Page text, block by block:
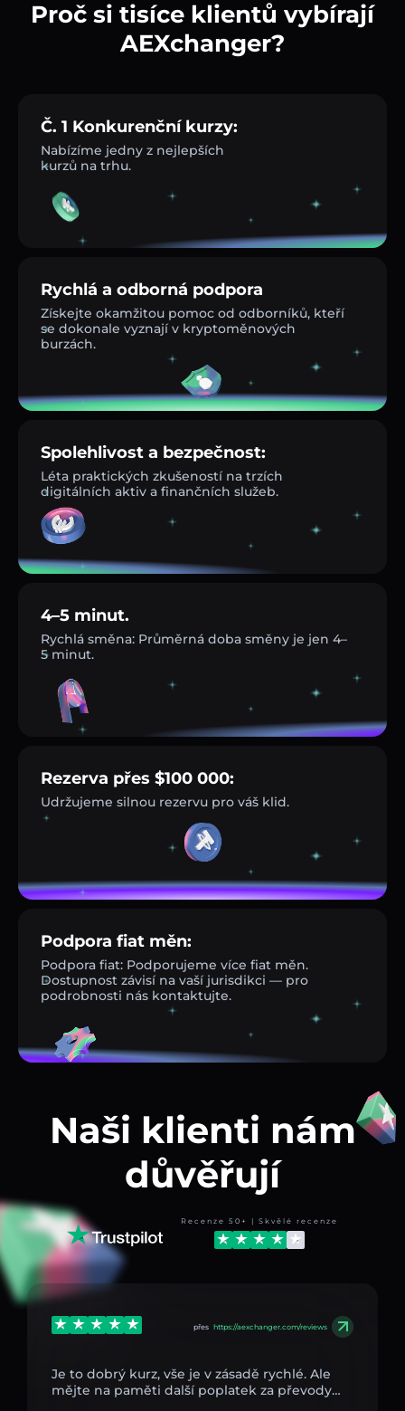
Proč si tisíce klientů vybírají
AEXchanger?
Č. 1 Konkurenční kurzy:
Nabízíme jedny z nejlepších
kurzů na trhu.
Rychlá a odborná podpora
Získejte okamžitou pomoc od odborníků, kteří
se dokonale vyznají v kryptoměnových
burzách.
Spolehlivost a bezpečnost:
Léta praktických zkušeností na trzích
digitálních aktiv a finančních služeb.
4–5 minut.
Rychlá směna: Průměrná doba směny je jen 4–
5 minut.
Rezerva přes $100 000:
Udržujeme silnou rezervu pro váš klid.
Podpora fiat měn:
Podpora fiat: Podporujeme více fiat měn.
Dostupnost závisí na vaší jurisdikci — pro
podrobnosti nás kontaktujte.
Naši klienti nám
důvěřují
Recenze 50+ | Skvělé recenze
přes https://aexchanger.com/reviews
Je to dobrý kurz, vše je v zásadě rychlé. Ale
mějte na paměti další poplatek za převody…